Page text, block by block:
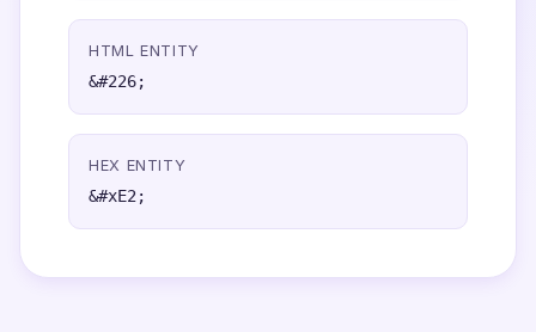
HTML ENTITY
&#226;
HEX ENTITY
&#xE2;